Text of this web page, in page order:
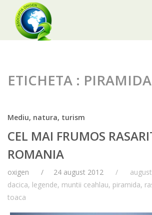
ETICHETA : PIRAMIDA
Mediu, natura, turism
CEL MAI FRUMOS
ROMANIA
oxigen 24 august 2012 august
dacica, legende, muntii ceahlau, piramida,
toaca